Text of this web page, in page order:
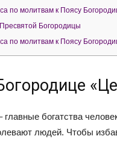
по молитвам к Поясу
Богородицы
по молитвам к Поясу
главные богатства
людей. Чтобы